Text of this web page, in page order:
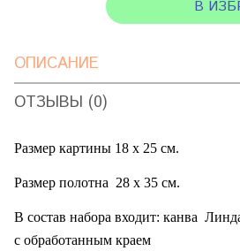
В
ОПИСАНИЕ
ОТЗЫВЫ (0)
Размер картины 18 х 25 см.
Размер полотна 28 х 35 см.
В состав набора входит: канва
с обработанным краем